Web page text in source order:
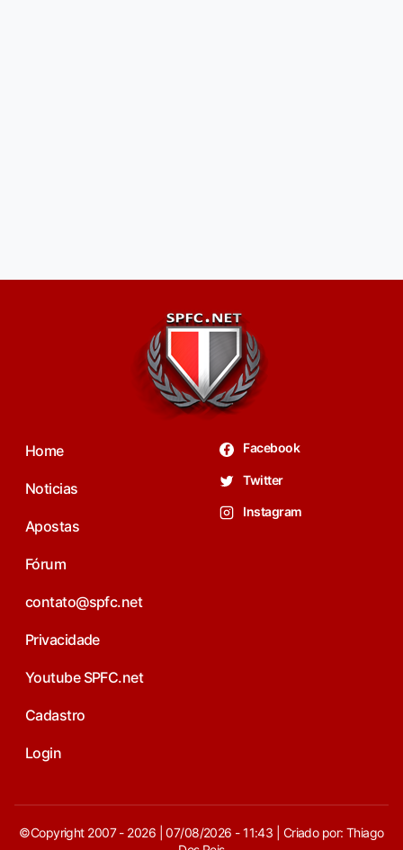
Home
Noticias
Apostas
Fórum
contato@spfc.net
Privacidade
Youtube SPFC.net
Cadastro
Login
Facebook
Twitter
Instagram
©Copyright 2007 - 2026 | 07/08/2026 - 11:43 | Criado por: Thiago